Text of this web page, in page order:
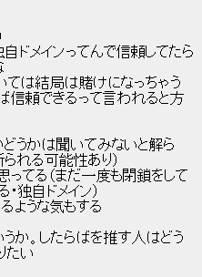
ドメインってんで信頼してたら
ては結局は賭けになっちゃう
信頼できるって言われると方
どうかは聞いてみないと解ら
られる可能性あり）
てる（まだ一度も閉鎖をして
独自ドメイン）
ような気もする
か。したらばを推す人はどう
たい